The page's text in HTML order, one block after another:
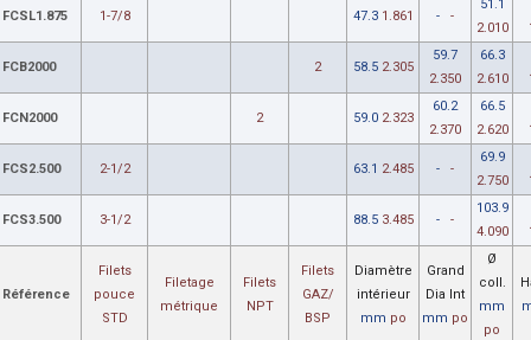
FCSL1.875 1-7/8 47.3 1.861 - -
51.1
2.010
FCB2000 2 58.5 2.305
59.7
2.350
66.3
2.610
FCN2000 2 59.0 2.323
60.2
2.370
66.5
2.620
FCS2.500 2-1/2 63.1 2.485 - -
69.9
2.750
FCS3.500 3-1/2 88.5 3.485 - -
103.9
4.090
Référence
Filets
pouce
STD
Filetage
métrique
Filets
NPT
Filets
GAZ/
BSP
Diamètre
intérieur
mm po
Grand
Dia Int
mm po
Ø
coll.
mm
po